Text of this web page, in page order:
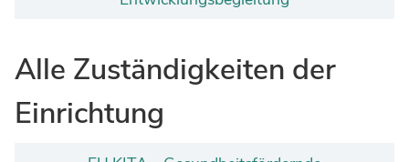
Alle Zuständigkeiten der
Einrichtung